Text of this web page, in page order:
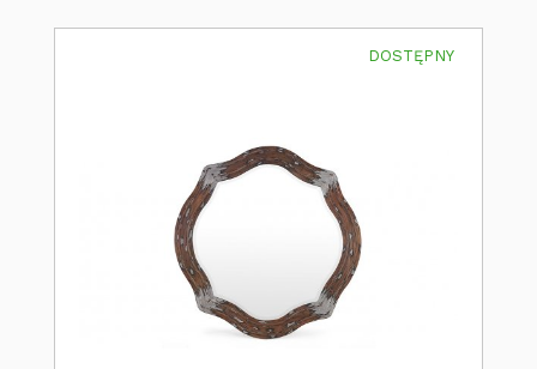
DOSTĘPNY